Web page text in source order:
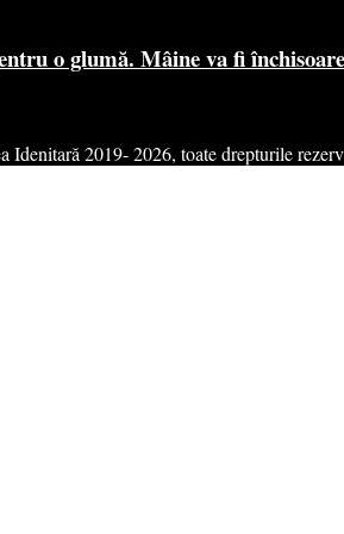
o glumă. Mâine va fi
Idenitară 2019- 2026, toate drepturile